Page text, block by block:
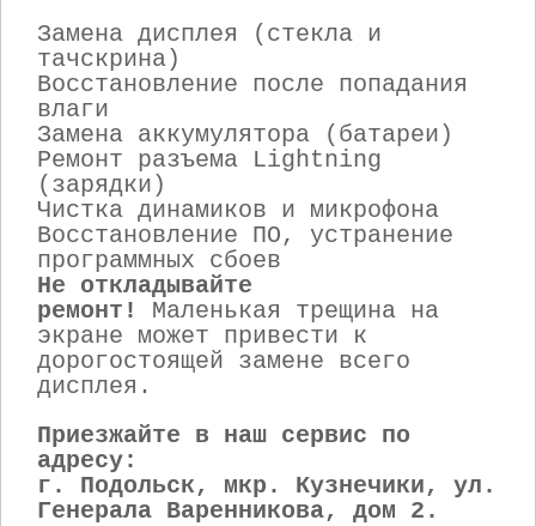
Замена дисплея (стекла и
тачскрина)
Восстановление после попадания
влаги
Замена аккумулятора (батареи)
Ремонт разъема Lightning
(зарядки)
Чистка динамиков и микрофона
Восстановление ПО, устранение
программных сбоев
Не откладывайте
ремонт!
Маленькая трещина на
экране может привести к
дорогостоящей замене всего
дисплея.
Приезжайте в наш сервис по
адресу:
г. Подольск, мкр. Кузнечики, ул.
Генерала Варенникова, дом 2.